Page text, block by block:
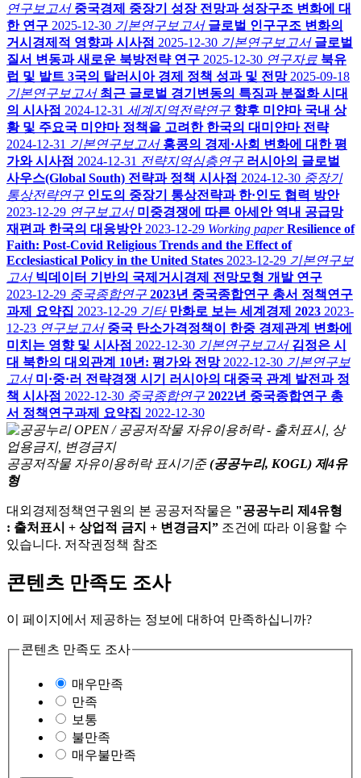
연구보고서 중국경제 중장기 성장 전망과 성장구조 변화에 대
한 연구 2025-12-30 기본연구보고서 글로벌 인구구조 변화의
거시경제적 영향과 시사점 2025-12-30 기본연구보고서 글로벌
질서 변동과 새로운 북방전략 연구 2025-12-30 연구자료 북유
럽 및 발트 3국의 탈러시아 경제 정책 성과 및 전망 2025-09-18
기본연구보고서 최근 글로벌 경기변동의 특징과 분절화 시대
의 시사점 2024-12-31 세계지역전략연구 향후 미얀마 국내 상
황 및 주요국 미얀마 정책을 고려한 한국의 대미얀마 전략
2024-12-31 기본연구보고서 홍콩의 경제·사회 변화에 대한 평
가와 시사점 2024-12-31 전략지역심층연구 러시아의 글로벌
사우스(Global South) 전략과 정책 시사점 2024-12-30 중장기
통상전략연구 인도의 중장기 통상전략과 한·인도 협력 방안
2023-12-29 연구보고서 미중경쟁에 따른 아세안 역내 공급망
재편과 한국의 대응방안 2023-12-29 Working paper Resilience of
Faith: Post-Covid Religious Trends and the Effect of
Ecclesiastical Policy in the United States 2023-12-29 기본연구보
고서 빅데이터 기반의 국제거시경제 전망모형 개발 연구
2023-12-29 중국종합연구 2023년 중국종합연구 총서 정책연구
과제 요약집 2023-12-29 기타 만화로 보는 세계경제 2023 2023-
12-23 연구보고서 중국 탄소가격정책이 한중 경제관계 변화에
미치는 영향 및 시사점 2022-12-30 기본연구보고서 김정은 시
대 북한의 대외관계 10년: 평가와 전망 2022-12-30 기본연구보
고서 미·중·러 전략경쟁 시기 러시아의 대중국 관계 발전과 정
책 시사점 2022-12-30 중국종합연구 2022년 중국종합연구 총
서 정책연구과제 요약집 2022-12-30
공공저작물 자유이용허락 표시기준 (공공누리, KOGL) 제4유
형
대외경제정책연구원의 본 공공저작물은 "공공누리 제4유형
: 출처표시 + 상업적 금지 + 변경금지” 조건에 따라 이용할 수
있습니다. 저작권정책 참조
콘텐츠 만족도 조사
이 페이지에서 제공하는 정보에 대하여 만족하십니까?
콘텐츠 만족도 조사
매우만족
만족
보통
불만족
매우불만족